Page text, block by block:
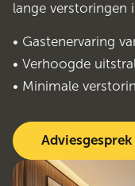
lange verstoringen
• Gastenervaring
• Verhoogde
• Minimale
Adviesgesprek